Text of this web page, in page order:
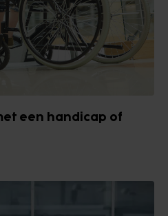
een handicap of